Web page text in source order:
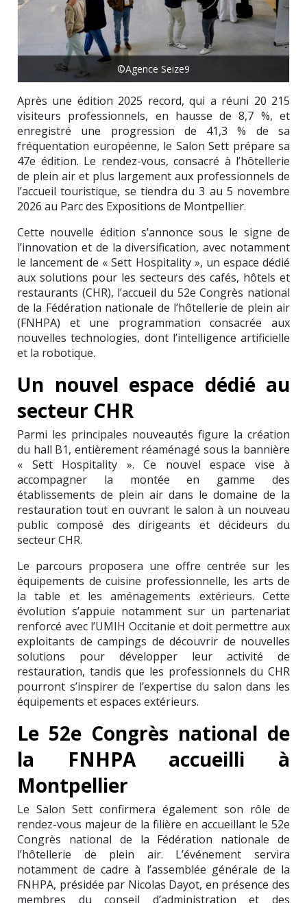
©Agence Seize9
Après une édition 2025 record, qui a réuni 20 215
visiteurs professionnels, en hausse de 8,7 %, et
enregistré une progression de 41,3 % de sa
fréquentation européenne, le Salon Sett prépare sa
47e édition. Le rendez-vous, consacré à l’hôtellerie
de plein air et plus largement aux professionnels de
l’accueil touristique, se tiendra du 3 au 5 novembre
2026 au Parc des Expositions de Montpellier.
Cette nouvelle édition s’annonce sous le signe de
l’innovation et de la diversification, avec notamment
le lancement de « Sett Hospitality », un espace dédié
aux solutions pour les secteurs des cafés, hôtels et
restaurants (CHR), l’accueil du 52e Congrès national
de la Fédération nationale de l’hôtellerie de plein air
(FNHPA) et une programmation consacrée aux
nouvelles technologies, dont l’intelligence artificielle
et la robotique.
Un nouvel espace dédié au
secteur CHR
Parmi les principales nouveautés figure la création
du hall B1, entièrement réaménagé sous la bannière
« Sett Hospitality ». Ce nouvel espace vise à
accompagner la montée en gamme des
établissements de plein air dans le domaine de la
restauration tout en ouvrant le salon à un nouveau
public composé des dirigeants et décideurs du
secteur CHR.
Le parcours proposera une offre centrée sur les
équipements de cuisine professionnelle, les arts de
la table et les aménagements extérieurs. Cette
évolution s’appuie notamment sur un partenariat
renforcé avec l’UMIH Occitanie et doit permettre aux
exploitants de campings de découvrir de nouvelles
solutions pour développer leur activité de
restauration, tandis que les professionnels du CHR
pourront s’inspirer de l’expertise du salon dans les
équipements et espaces extérieurs.
Le 52e Congrès national de
la FNHPA accueilli à
Montpellier
Le Salon Sett confirmera également son rôle de
rendez-vous majeur de la filière en accueillant le 52e
Congrès national de la Fédération nationale de
l’hôtellerie de plein air. L’événement servira
notamment de cadre à l’assemblée générale de la
FNHPA, présidée par Nicolas Dayot, en présence des
membres du conseil d’administration et des